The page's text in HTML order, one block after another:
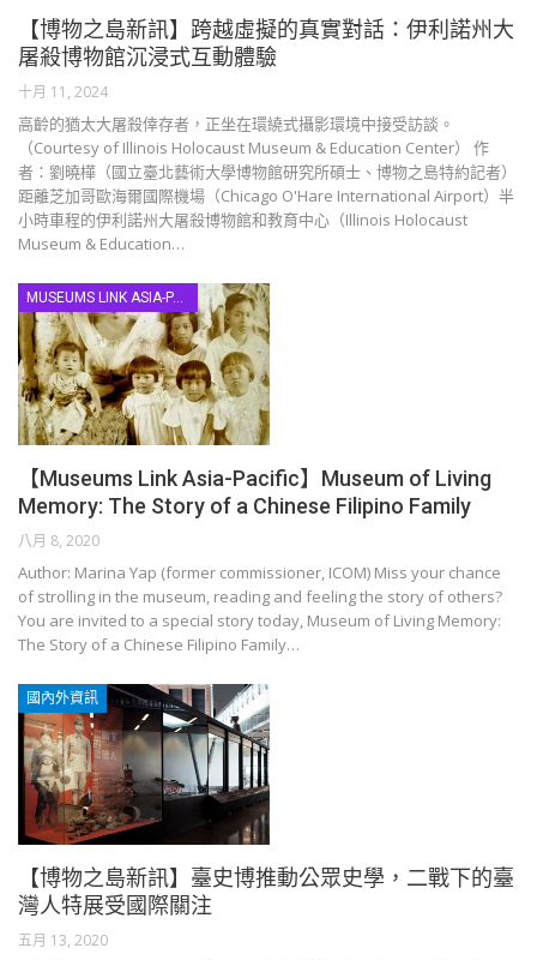
【博物之島新訊】跨越虛擬的真實對話：伊利諾州大
屠殺博物館沉浸式互動體驗
十月 11, 2024
高齡的猶太大屠殺倖存者，正坐在環繞式攝影環境中接受訪談。
（Courtesy of Illinois Holocaust Museum & Education Center） 作
者：劉曉樺（國立臺北藝術大學博物館研究所碩士、博物之島特約記者）
距離芝加哥歐海爾國際機場（Chicago O'Hare International Airport）半
小時車程的伊利諾州大屠殺博物館和教育中心（Illinois Holocaust
Museum & Education…
MUSEUMS LINK ASIA-PACIFIC
【Museums Link Asia-Pacific】Museum of Living
Memory: The Story of a Chinese Filipino Family
八月 8, 2020
Author: Marina Yap (former commissioner, ICOM) Miss your chance
of strolling in the museum, reading and feeling the story of others?
You are invited to a special story today, Museum of Living Memory:
The Story of a Chinese Filipino Family…
國內外資訊
【博物之島新訊】臺史博推動公眾史學，二戰下的臺
灣人特展受國際關注
五月 13, 2020